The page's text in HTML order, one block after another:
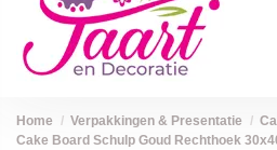
Home Verpakkingen & Presentatie
Cake Board Schulp Goud Rechthoek